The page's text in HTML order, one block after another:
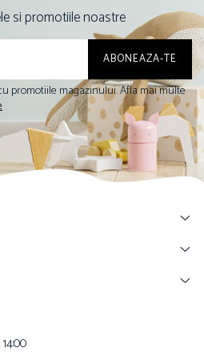
si promotiile noastre
promotiile magazinului. Afla mai multe